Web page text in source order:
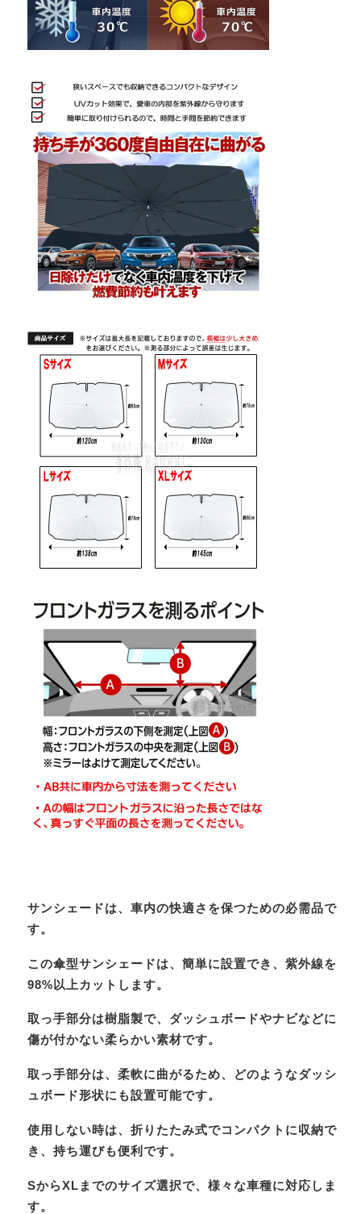
サンシェードは、車内の快適さを保つための必需品で
す。
この傘型サンシェードは、簡単に設置でき、紫外線を
98%以上カットします。
取っ手部分は樹脂製で、ダッシュボードやナビなどに
傷が付かない柔らかい素材です。
取っ手部分は、柔軟に曲がるため、どのようなダッシ
ュボード形状にも設置可能です。
使用しない時は、折りたたみ式でコンパクトに収納で
き、持ち運びも便利です。
SからXLまでのサイズ選択で、様々な車種に対応しま
す。